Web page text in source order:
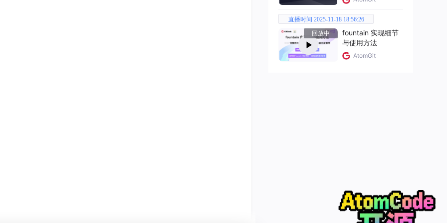
直播时间 2025-11-18 18:56:26
回放中
fountain 实现细节
与使用方法
AtomGit